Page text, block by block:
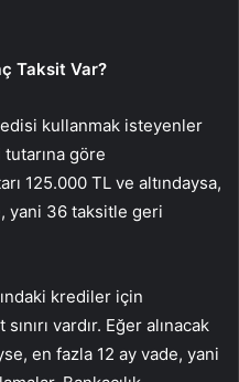
Taksit Var?
kullanmak isteyenler
tutarına göre
125.000 TL ve altındaysa,
yani 36 taksitle geri
krediler için
vardır. Eğer alınacak
en fazla 12 ay vade, yani